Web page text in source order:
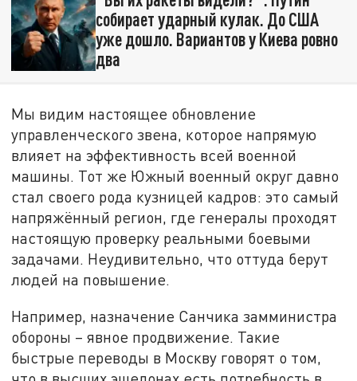
собирает ударный кулак. До США
уже дошло. Вариантов у Киева ровно
два
Мы видим настоящее обновление
управленческого звена, которое напрямую
влияет на эффективность всей военной
машины. Тот же Южный военный округ давно
стал своего рода кузницей кадров: это самый
напряжённый регион, где генералы проходят
настоящую проверку реальными боевыми
задачами. Неудивительно, что оттуда берут
людей на повышение.
Например, назначение Санчика замминистра
обороны – явное продвижение. Такие
быстрые переводы в Москву говорят о том,